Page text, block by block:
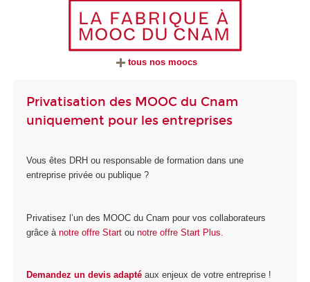
tous nos moocs
Privatisation des MOOC du Cnam
uniquement pour les entreprises
Vous êtes DRH ou responsable de formation dans une
entreprise privée ou publique ?
Privatisez l’un des MOOC du Cnam pour vos collaborateurs
grâce à notre offre Start ou notre offre Start Plus.
Demandez un devis adapté aux enjeux de votre entreprise !